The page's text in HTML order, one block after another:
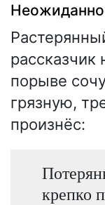
рассказчик
порыве
грязную,
произнёс:
крепко